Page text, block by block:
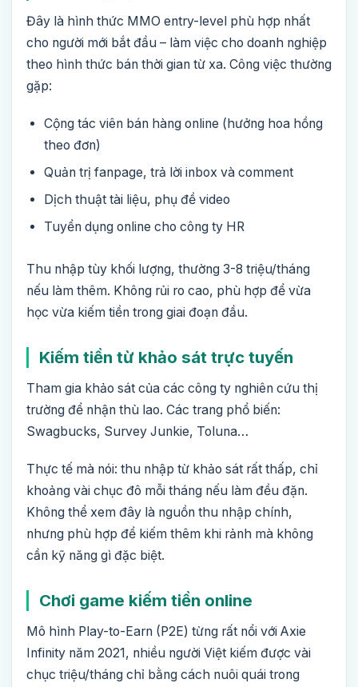
Đây là hình thức MMO entry-level phù hợp nhất
cho người mới bắt đầu – làm việc cho doanh nghiệp
theo hình thức bán thời gian từ xa. Công việc thường
gặp:
Cộng tác viên bán hàng online (hưởng hoa hồng
theo đơn)
Quản trị fanpage, trả lời inbox và comment
Dịch thuật tài liệu, phụ đề video
Tuyển dụng online cho công ty HR
Thu nhập tùy khối lượng, thường 3-8 triệu/tháng
nếu làm thêm. Không rủi ro cao, phù hợp để vừa
học vừa kiếm tiền trong giai đoạn đầu.
Kiếm tiền từ khảo sát trực tuyến
Tham gia khảo sát của các công ty nghiên cứu thị
trường để nhận thù lao. Các trang phổ biến:
Swagbucks, Survey Junkie, Toluna…
Thực tế mà nói: thu nhập từ khảo sát rất thấp, chỉ
khoảng vài chục đô mỗi tháng nếu làm đều đặn.
Không thể xem đây là nguồn thu nhập chính,
nhưng phù hợp để kiếm thêm khi rảnh mà không
cần kỹ năng gì đặc biệt.
Chơi game kiếm tiền online
Mô hình Play-to-Earn (P2E) từng rất nổi với Axie
Infinity năm 2021, nhiều người Việt kiếm được vài
chục triệu/tháng chỉ bằng cách nuôi quái trong